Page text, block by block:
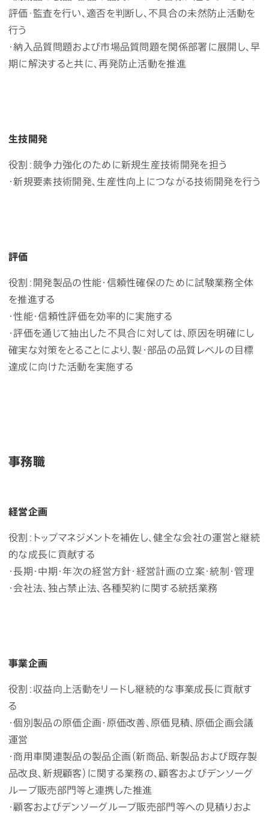
評価･監査を行い、適否を判断し、不具合の未然防止活動を
行う
・納入品質問題および市場品質問題を関係部署に展開し、早
期に解決すると共に、再発防止活動を推進
生技開発
役割：競争力強化のために新規生産技術開発を担う
・新規要素技術開発、生産性向上につながる技術開発を行う
評価
役割：開発製品の性能・信頼性確保のために試験業務全体
を推進する
・性能・信頼性評価を効率的に実施する
・評価を通じて抽出した不具合に対しては、原因を明確にし
確実な対策をとることにより、製・部品の品質レベルの目標
達成に向けた活動を実施する
事務職
経営企画
役割：トップマネジメントを補佐し、健全な会社の運営と継続
的な成長に貢献する
・長期・中期・年次の経営方針・経営計画の立案・統制・管理
・会社法、独占禁止法、各種契約に関する統括業務
事業企画
役割：収益向上活動をリードし継続的な事業成長に貢献す
る
・個別製品の原価企画・原価改善、原価見積、原価企画会議
運営
・商用車関連製品の製品企画（新商品、新製品および既存製
品改良、新規顧客）に関する業務の、顧客およびデンソーグ
ループ販売部門等と連携した推進
・顧客およびデンソーグループ販売部門等への見積りおよ